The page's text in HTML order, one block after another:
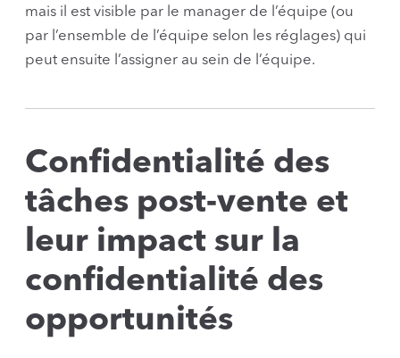
mais il est visible par le manager de l’équipe (ou
par l’ensemble de l’équipe selon les réglages) qui
peut ensuite l’assigner au sein de l’équipe.
Confidentialité des
tâches post-vente et
leur impact sur la
confidentialité des
opportunités